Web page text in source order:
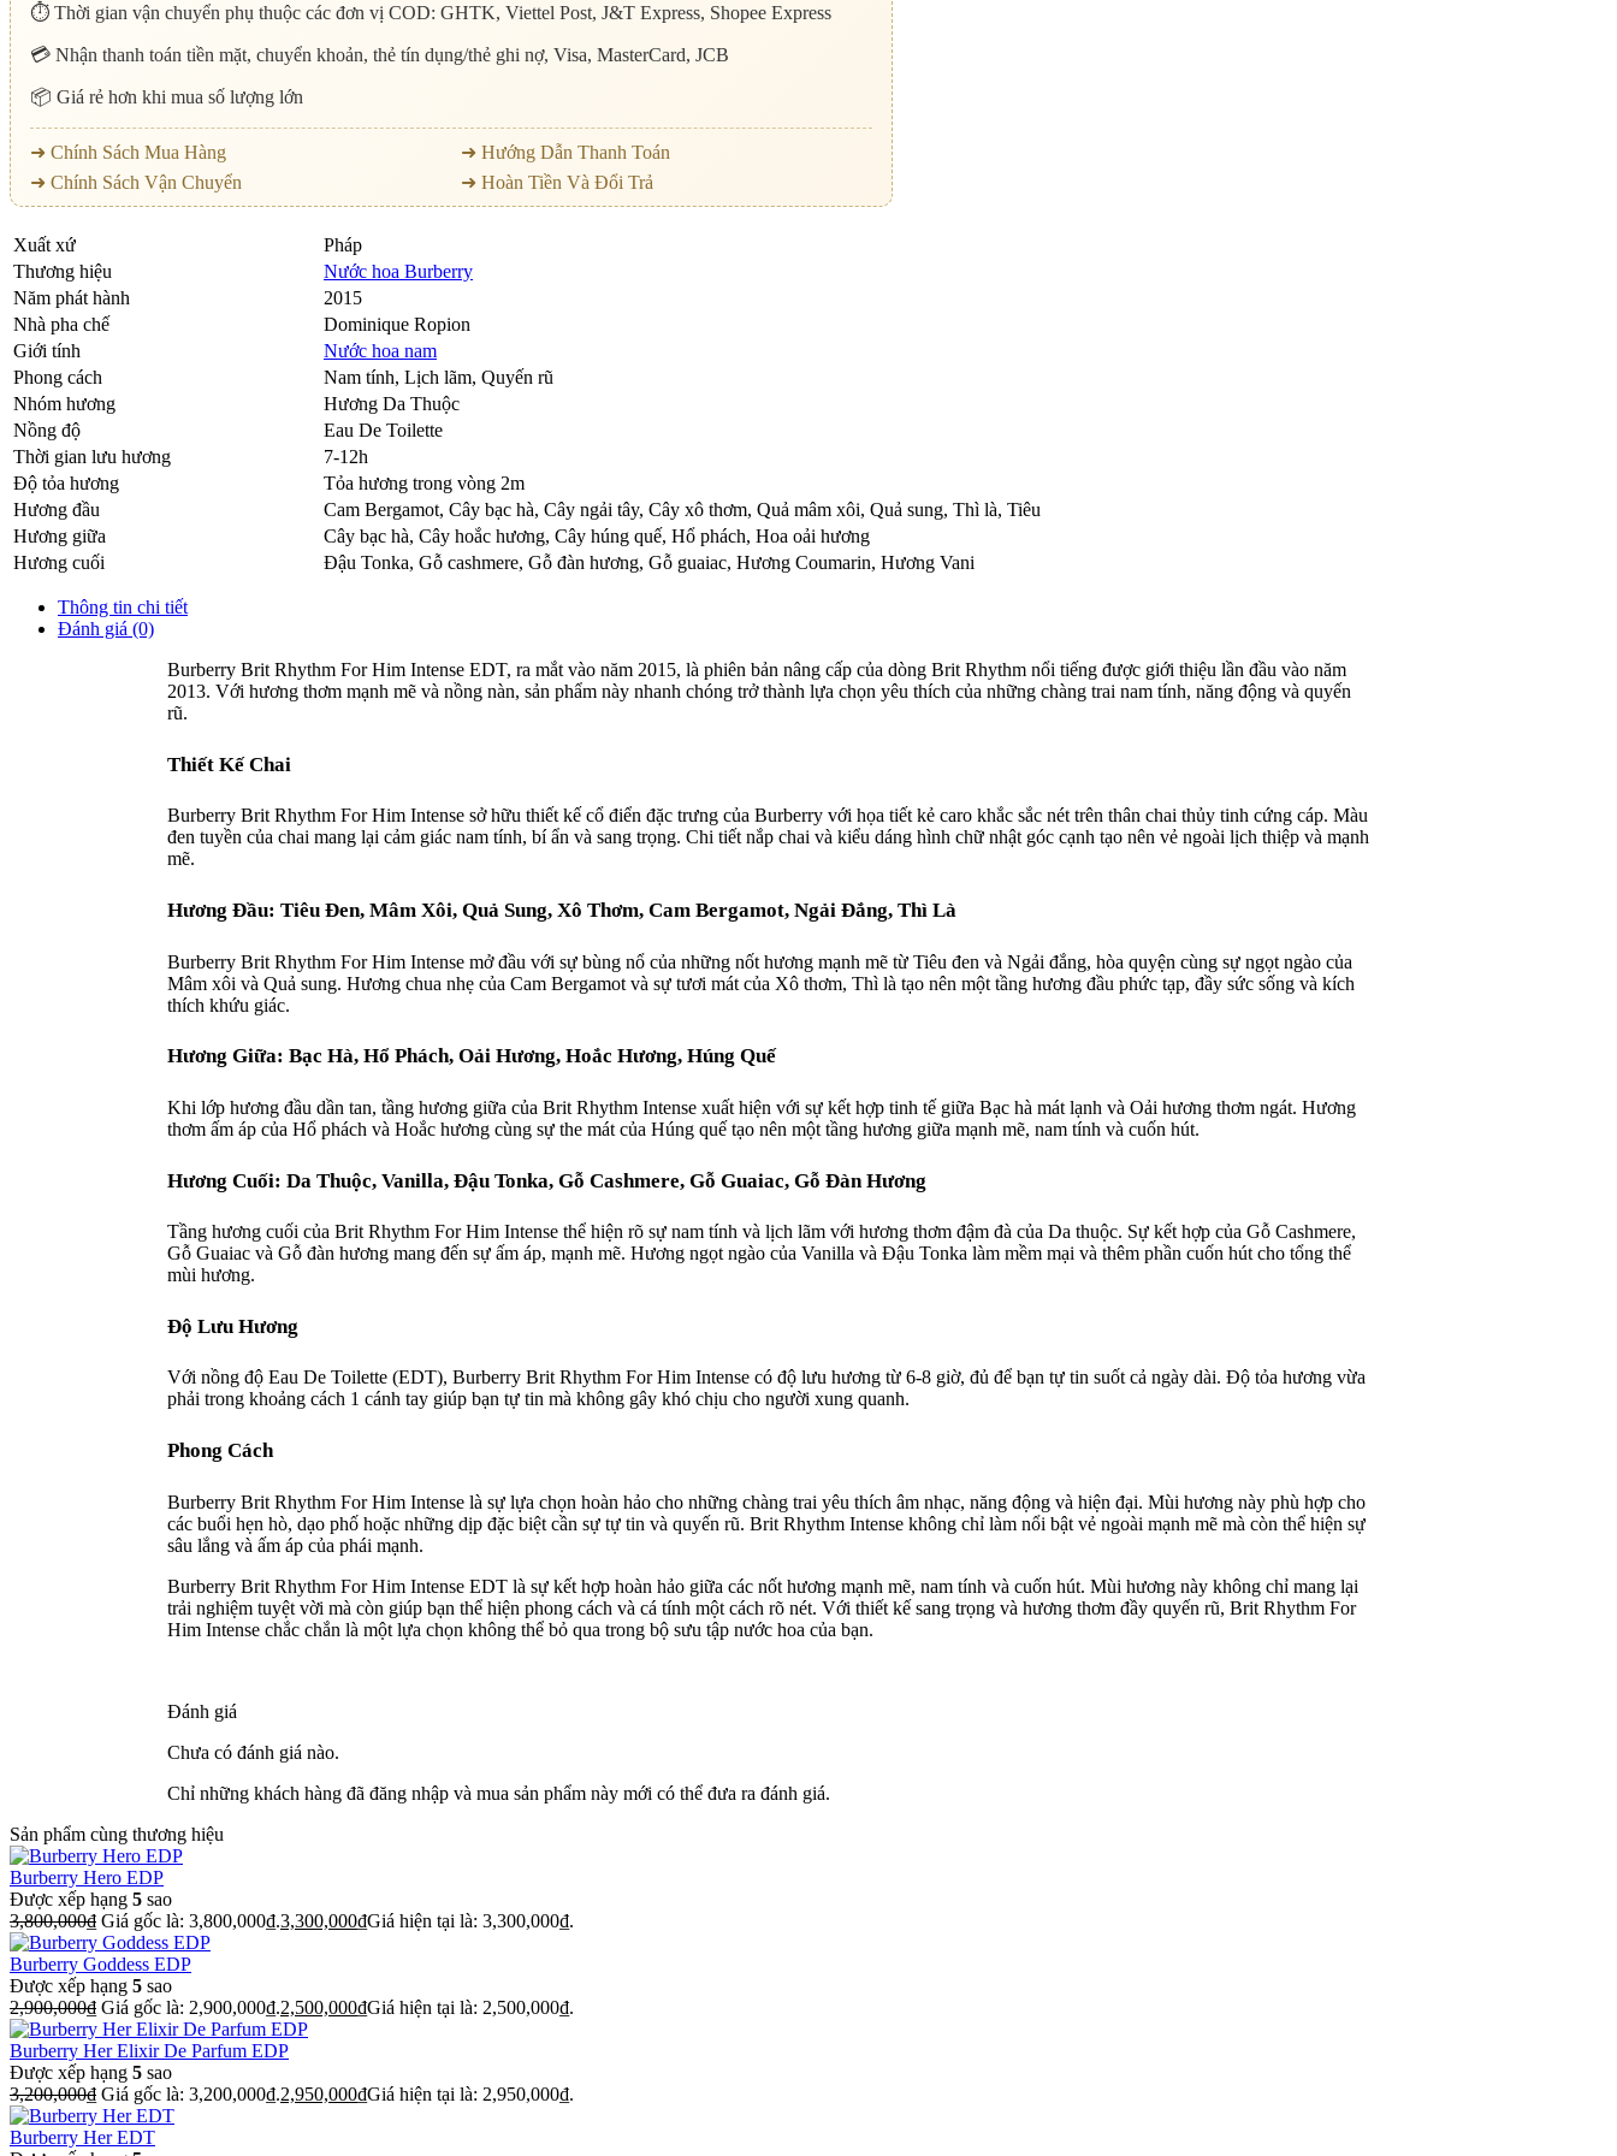
⏱️ Thời gian vận chuyển phụ thuộc các đơn vị COD: GHTK, Viettel Post, J&T Express, Shopee Express
💳 Nhận thanh toán tiền mặt, chuyển khoản, thẻ tín dụng/thẻ ghi nợ, Visa, MasterCard, JCB
📦 Giá rẻ hơn khi mua số lượng lớn
➜ Chính Sách Mua Hàng
➜ Hướng Dẫn Thanh Toán
➜ Chính Sách Vận Chuyển
➜ Hoàn Tiền Và Đổi Trả
Xuất xứ
Pháp
Thương hiệu
Nước hoa Burberry
Năm phát hành
2015
Nhà pha chế
Dominique Ropion
Giới tính
Nước hoa nam
Phong cách
Nam tính, Lịch lãm, Quyến rũ
Nhóm hương
Hương Da Thuộc
Nồng độ
Eau De Toilette
Thời gian lưu hương
7-12h
Độ tỏa hương
Tỏa hương trong vòng 2m
Hương đầu
Cam Bergamot, Cây bạc hà, Cây ngải tây, Cây xô thơm, Quả mâm xôi, Quả sung, Thì là, Tiêu
Hương giữa
Cây bạc hà, Cây hoắc hương, Cây húng quế, Hổ phách, Hoa oải hương
Hương cuối
Đậu Tonka, Gỗ cashmere, Gỗ đàn hương, Gỗ guaiac, Hương Coumarin, Hương Vani
Thông tin chi tiết
Đánh giá (0)
Burberry Brit Rhythm For Him Intense EDT, ra mắt vào năm 2015, là phiên bản nâng cấp của dòng Brit Rhythm nổi tiếng được giới thiệu lần đầu vào năm
2013. Với hương thơm mạnh mẽ và nồng nàn, sản phẩm này nhanh chóng trở thành lựa chọn yêu thích của những chàng trai nam tính, năng động và quyến
rũ.
Thiết Kế Chai
Burberry Brit Rhythm For Him Intense sở hữu thiết kế cổ điển đặc trưng của Burberry với họa tiết kẻ caro khắc sắc nét trên thân chai thủy tinh cứng cáp. Màu
đen tuyền của chai mang lại cảm giác nam tính, bí ẩn và sang trọng. Chi tiết nắp chai và kiểu dáng hình chữ nhật góc cạnh tạo nên vẻ ngoài lịch thiệp và mạnh
mẽ.
Hương Đầu: Tiêu Đen, Mâm Xôi, Quả Sung, Xô Thơm, Cam Bergamot, Ngải Đắng, Thì Là
Burberry Brit Rhythm For Him Intense mở đầu với sự bùng nổ của những nốt hương mạnh mẽ từ Tiêu đen và Ngải đắng, hòa quyện cùng sự ngọt ngào của
Mâm xôi và Quả sung. Hương chua nhẹ của Cam Bergamot và sự tươi mát của Xô thơm, Thì là tạo nên một tầng hương đầu phức tạp, đầy sức sống và kích
thích khứu giác.
Hương Giữa: Bạc Hà, Hổ Phách, Oải Hương, Hoắc Hương, Húng Quế
Khi lớp hương đầu dần tan, tầng hương giữa của Brit Rhythm Intense xuất hiện với sự kết hợp tinh tế giữa Bạc hà mát lạnh và Oải hương thơm ngát. Hương
thơm ấm áp của Hổ phách và Hoắc hương cùng sự the mát của Húng quế tạo nên một tầng hương giữa mạnh mẽ, nam tính và cuốn hút.
Hương Cuối: Da Thuộc, Vanilla, Đậu Tonka, Gỗ Cashmere, Gỗ Guaiac, Gỗ Đàn Hương
Tầng hương cuối của Brit Rhythm For Him Intense thể hiện rõ sự nam tính và lịch lãm với hương thơm đậm đà của Da thuộc. Sự kết hợp của Gỗ Cashmere,
Gỗ Guaiac và Gỗ đàn hương mang đến sự ấm áp, mạnh mẽ. Hương ngọt ngào của Vanilla và Đậu Tonka làm mềm mại và thêm phần cuốn hút cho tổng thể
mùi hương.
Độ Lưu Hương
Với nồng độ Eau De Toilette (EDT), Burberry Brit Rhythm For Him Intense có độ lưu hương từ 6-8 giờ, đủ để bạn tự tin suốt cả ngày dài. Độ tỏa hương vừa
phải trong khoảng cách 1 cánh tay giúp bạn tự tin mà không gây khó chịu cho người xung quanh.
Phong Cách
Burberry Brit Rhythm For Him Intense là sự lựa chọn hoàn hảo cho những chàng trai yêu thích âm nhạc, năng động và hiện đại. Mùi hương này phù hợp cho
các buổi hẹn hò, dạo phố hoặc những dịp đặc biệt cần sự tự tin và quyến rũ. Brit Rhythm Intense không chỉ làm nổi bật vẻ ngoài mạnh mẽ mà còn thể hiện sự
sâu lắng và ấm áp của phái mạnh.
Burberry Brit Rhythm For Him Intense EDT là sự kết hợp hoàn hảo giữa các nốt hương mạnh mẽ, nam tính và cuốn hút. Mùi hương này không chỉ mang lại
trải nghiệm tuyệt vời mà còn giúp bạn thể hiện phong cách và cá tính một cách rõ nét. Với thiết kế sang trọng và hương thơm đầy quyến rũ, Brit Rhythm For
Him Intense chắc chắn là một lựa chọn không thể bỏ qua trong bộ sưu tập nước hoa của bạn.
Đánh giá
Chưa có đánh giá nào.
Chỉ những khách hàng đã đăng nhập và mua sản phẩm này mới có thể đưa ra đánh giá.
Sản phẩm cùng thương hiệu
Burberry Hero EDP
Được xếp hạng 5 sao
3,800,000₫ Giá gốc là: 3,800,000₫.3,300,000₫Giá hiện tại là: 3,300,000₫.
Burberry Goddess EDP
Được xếp hạng 5 sao
2,900,000₫ Giá gốc là: 2,900,000₫.2,500,000₫Giá hiện tại là: 2,500,000₫.
Burberry Her Elixir De Parfum EDP
Được xếp hạng 5 sao
3,200,000₫ Giá gốc là: 3,200,000₫.2,950,000₫Giá hiện tại là: 2,950,000₫.
Burberry Her EDT